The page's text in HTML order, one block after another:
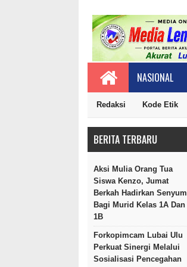
NASIONAL
Redaksi Kode Etik
BERITA TERBARU
Aksi Mulia Orang Tua
Siswa Kenzo, Jumat
Berkah Hadirkan Senyum
Bagi Murid Kelas 1A Dan
1B
Forkopimcam Lubai Ulu
Perkuat Sinergi Melalui
Sosialisasi Pencegahan